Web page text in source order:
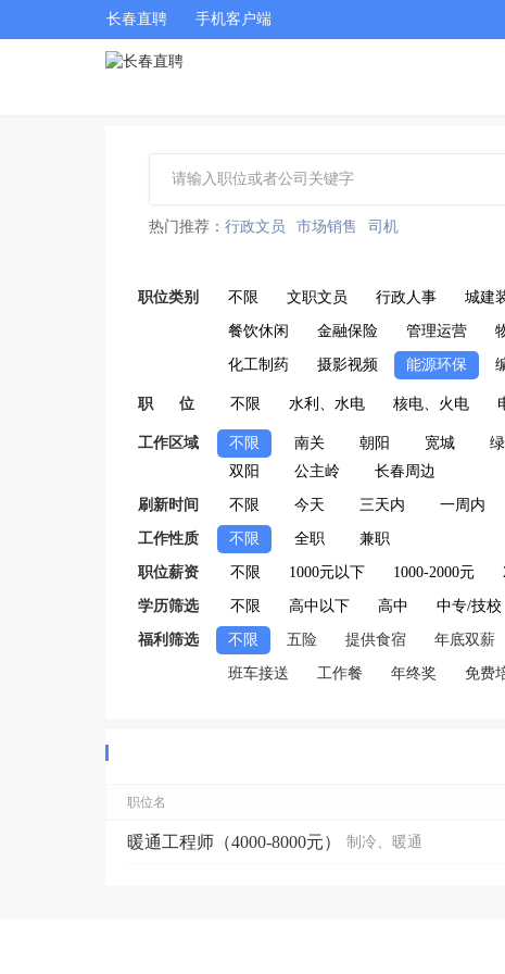
长春直聘 手机客户端
热门推荐： 行政文员 市场销售 司机
职位类别 不限 文职文员 行政人事 城建
餐饮休闲 金融保险 管理运营
化工制药 摄影视频 能源环保
职 位 不限 水利、水电 核电、火电
工作区域 不限 南关 朝阳 宽城
双阳
公主岭 长春周边
刷新时间 不限 今天 三天内 一周内
工作性质 不限 全职 兼职
职位薪资 不限 1000元以下 1000-2000元
学历筛选 不限 高中以下 高中 中专/技校
福利筛选 不限 五险 提供食宿 年底双薪
班车接送 工作餐 年终奖 免费
职位名
暖通工程师（4000-8000元） 制冷、暖通